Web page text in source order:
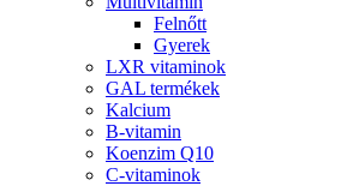
Felnőtt
Gyerek
LXR vitaminok
GAL termékek
Kalcium
B-vitamin
Koenzim Q10
C-vitaminok